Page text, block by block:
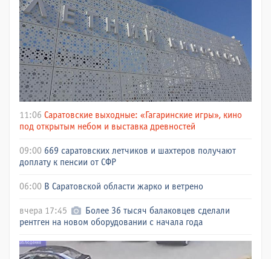
11:06 Саратовские выходные: «Гагаринские игры», кино
под открытым небом и выставка древностей
09:00 669 саратовских летчиков и шахтеров получают
доплату к пенсии от СФР
06:00 В Саратовской области жарко и ветрено
вчера 17:45
Более 36 тысяч балаковцев сделали
рентген на новом оборудовании с начала года